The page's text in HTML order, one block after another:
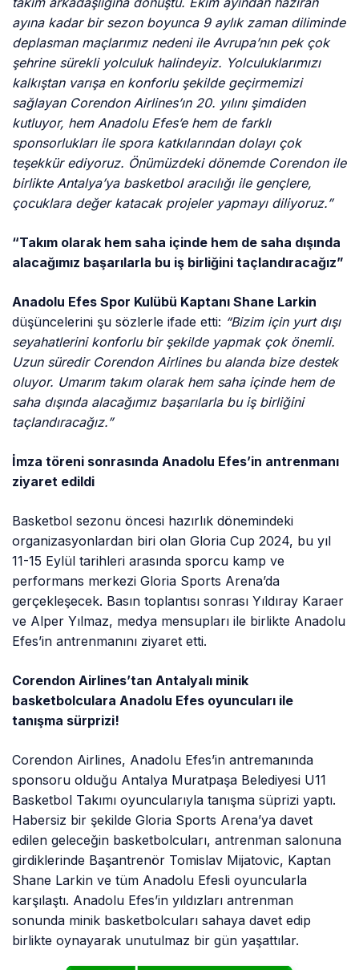
ayına kadar bir sezon boyunca 9 aylık zaman diliminde
deplasman maçlarımız nedeni ile Avrupa’nın pek çok
şehrine sürekli yolculuk halindeyiz. Yolculuklarımızı
kalkıştan varışa en konforlu şekilde geçirmemizi
sağlayan Corendon Airlines’ın 20. yılını şimdiden
kutluyor, hem Anadolu Efes’e hem de farklı
sponsorlukları ile spora katkılarından dolayı çok
teşekkür ediyoruz. Önümüzdeki dönemde Corendon ile
birlikte Antalya’ya basketbol aracılığı ile gençlere,
çocuklara değer katacak projeler yapmayı diliyoruz.”
“Takım olarak hem saha içinde hem de saha dışında
alacağımız başarılarla bu iş birliğini taçlandıracağız”
Anadolu Efes Spor Kulübü Kaptanı Shane Larkin
düşüncelerini şu sözlerle ifade etti: “Bizim için yurt dışı
seyahatlerini konforlu bir şekilde yapmak çok önemli.
Uzun süredir Corendon Airlines bu alanda bize destek
oluyor. Umarım takım olarak hem saha içinde hem de
saha dışında alacağımız başarılarla bu iş birliğini
taçlandıracağız.”
İmza töreni sonrasında Anadolu Efes’in antrenmanı
ziyaret edildi
Basketbol sezonu öncesi hazırlık dönemindeki
organizasyonlardan biri olan Gloria Cup 2024, bu yıl
11-15 Eylül tarihleri arasında sporcu kamp ve
performans merkezi Gloria Sports Arena’da
gerçekleşecek. Basın toplantısı sonrası Yıldıray Karaer
ve Alper Yılmaz, medya mensupları ile birlikte Anadolu
Efes’in antrenmanını ziyaret etti.
Corendon Airlines’tan Antalyalı minik
basketbolculara Anadolu Efes oyuncuları ile
tanışma sürprizi!
Corendon Airlines, Anadolu Efes’in antremanında
sponsoru olduğu Antalya Muratpaşa Belediyesi U11
Basketbol Takımı oyuncularıyla tanışma süprizi yaptı.
Habersiz bir şekilde Gloria Sports Arena’ya davet
edilen geleceğin basketbolcuları, antrenman salonuna
girdiklerinde Başantrenör Tomislav Mijatovic, Kaptan
Shane Larkin ve tüm Anadolu Efesli oyuncularla
karşılaştı. Anadolu Efes’in yıldızları antrenman
sonunda minik basketbolcuları sahaya davet edip
birlikte oynayarak unutulmaz bir gün yaşattılar.